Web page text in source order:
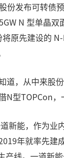
份发布可转债
N 型单晶双
原先建设的
道，从中来股
N型TOPCon，
新能，作为业
年就率先建